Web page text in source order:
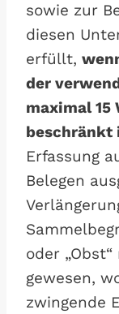
sowie zur
diesen
erfüllt,
der
maximal 15
beschränkt
Erfassung
Belegen
oder
gewesen,
zwingende